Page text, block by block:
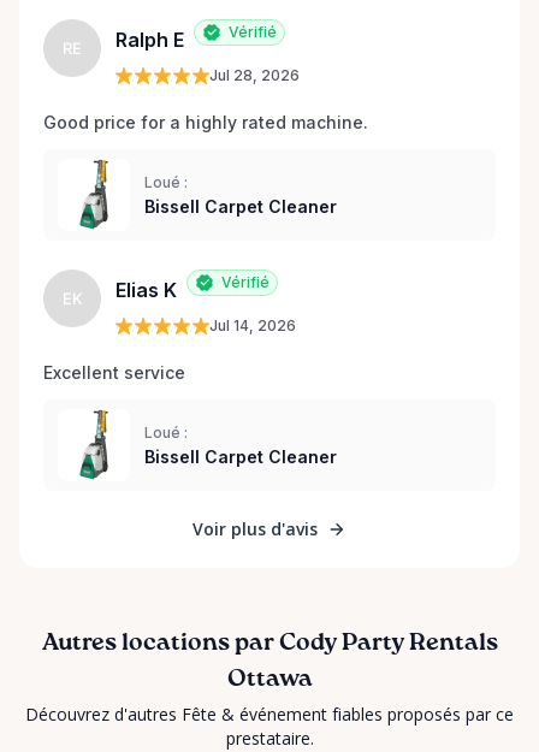
RE Ralph E Vérifié
Jul 28, 2026
Good price for a highly rated machine.
Loué :
Bissell Carpet Cleaner
EK Elias K Vérifié
Jul 14, 2026
Excellent service
Loué :
Bissell Carpet Cleaner
Voir plus d'avis
Autres locations par Cody Party Rentals
Ottawa
Découvrez d'autres Fête & événement fiables proposés par ce
prestataire.